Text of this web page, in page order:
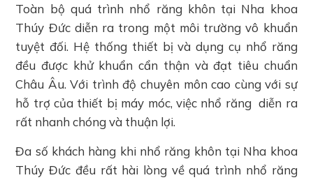
Toàn bộ quá trình nhổ răng khôn tại Nha khoa
Thúy Đức diễn ra trong một môi trường vô khuẩn
tuyệt đối. Hệ thống thiết bị và dụng cụ nhổ răng
đều được khử khuẩn cẩn thận và đạt tiêu chuẩn
Châu Âu. Với trình độ chuyên môn cao cùng với sự
hỗ trợ của thiết bị máy móc, việc nhổ răng diễn ra
rất nhanh chóng và thuận lợi.
Đa số khách hàng khi nhổ răng khôn tại Nha khoa
Thúy Đức đều rất hài lòng về quá trình nhổ răng